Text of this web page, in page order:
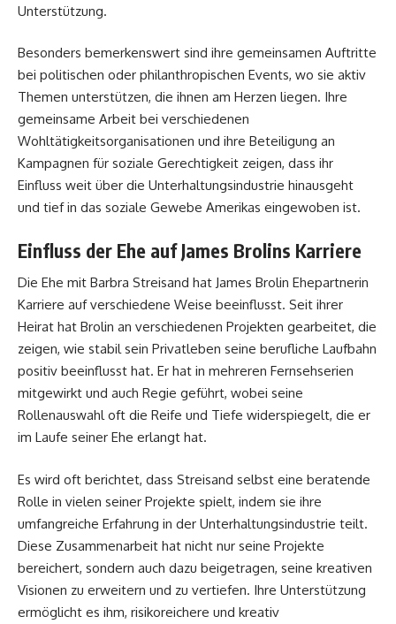
Unterstützung.
Besonders bemerkenswert sind ihre gemeinsamen Auftritte
bei politischen oder philanthropischen Events, wo sie aktiv
Themen unterstützen, die ihnen am Herzen liegen. Ihre
gemeinsame Arbeit bei verschiedenen
Wohltätigkeitsorganisationen und ihre Beteiligung an
Kampagnen für soziale Gerechtigkeit zeigen, dass ihr
Einfluss weit über die Unterhaltungsindustrie hinausgeht
und tief in das soziale Gewebe Amerikas eingewoben ist.
Einfluss der Ehe auf James Brolins Karriere
Die Ehe mit Barbra Streisand hat James Brolin Ehepartnerin
Karriere auf verschiedene Weise beeinflusst. Seit ihrer
Heirat hat Brolin an verschiedenen Projekten gearbeitet, die
zeigen, wie stabil sein Privatleben seine berufliche Laufbahn
positiv beeinflusst hat. Er hat in mehreren Fernsehserien
mitgewirkt und auch Regie geführt, wobei seine
Rollenauswahl oft die Reife und Tiefe widerspiegelt, die er
im Laufe seiner Ehe erlangt hat.
Es wird oft berichtet, dass Streisand selbst eine beratende
Rolle in vielen seiner Projekte spielt, indem sie ihre
umfangreiche Erfahrung in der Unterhaltungsindustrie teilt.
Diese Zusammenarbeit hat nicht nur seine Projekte
bereichert, sondern auch dazu beigetragen, seine kreativen
Visionen zu erweitern und zu vertiefen. Ihre Unterstützung
ermöglicht es ihm, risikoreichere und kreativ